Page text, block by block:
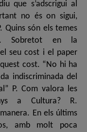
que s’adscrigui al
no és on sigui,
Quins són els temes
Sobretot en la
seu cost i el paper
cost. “No hi ha
indiscriminada del
P. Com valora les
a Cultura? R.
En els últims
amb molt poca